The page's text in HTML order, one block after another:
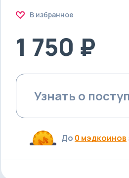
В избранное
1 750 ₽
Узнать о
До 0 мэдкоинов